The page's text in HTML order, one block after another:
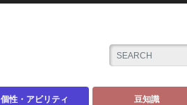
個性・アビリティ 豆知識